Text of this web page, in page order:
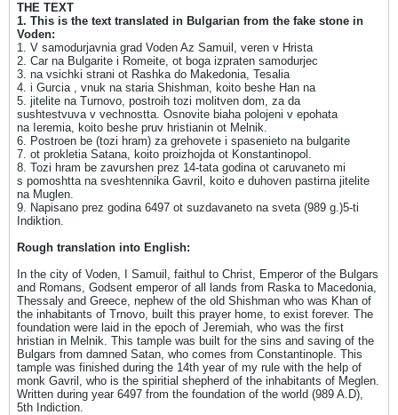
THE TEXT
1. This is the text translated in Bulgarian from the fake stone in
Voden:
1. V samodurjavnia grad Voden Az Samuil, veren v Hrista
2. Car na Bulgarite i Romeite, ot boga izpraten samodurjec
3. na vsichki strani ot Rashka do Makedonia, Tesalia
4. i Gurcia , vnuk na staria Shishman, koito beshe Han na
5. jitelite na Turnovo, postroih tozi molitven dom, za da
sushtestvuva v vechnostta. Osnovite biaha polojeni v epohata
na Ieremia, koito beshe pruv hristianin ot Melnik.
6. Postroen be (tozi hram) za grehovete i spasenieto na bulgarite
7. ot prokletia Satana, koito proizhojda ot Konstantinopol.
8. Tozi hram be zavurshen prez 14-tata godina ot caruvaneto mi
s pomoshtta na sveshtennika Gavril, koito e duhoven pastirna jitelite
na Muglen.
9. Napisano prez godina 6497 ot suzdavaneto na sveta (989 g.)5-ti
Indiktion.
Rough translation into English:
In the city of Voden, I Samuil, faithul to Christ, Emperor of the Bulgars
and Romans, Godsent emperor of all lands from Raska to Macedonia,
Thessaly and Greece, nephew of the old Shishman who was Khan of
the inhabitants of Trnovo, built this prayer home, to exist forever. The
foundation were laid in the epoch of Jeremiah, who was the first
hristian in Melnik. This tample was built for the sins and saving of the
Bulgars from damned Satan, who comes from Constantinople. This
tample was finished during the 14th year of my rule with the help of
monk Gavril, who is the spiritial shepherd of the inhabitants of Meglen.
Written during year 6497 from the foundation of the world (989 A.D),
5th Indiction.